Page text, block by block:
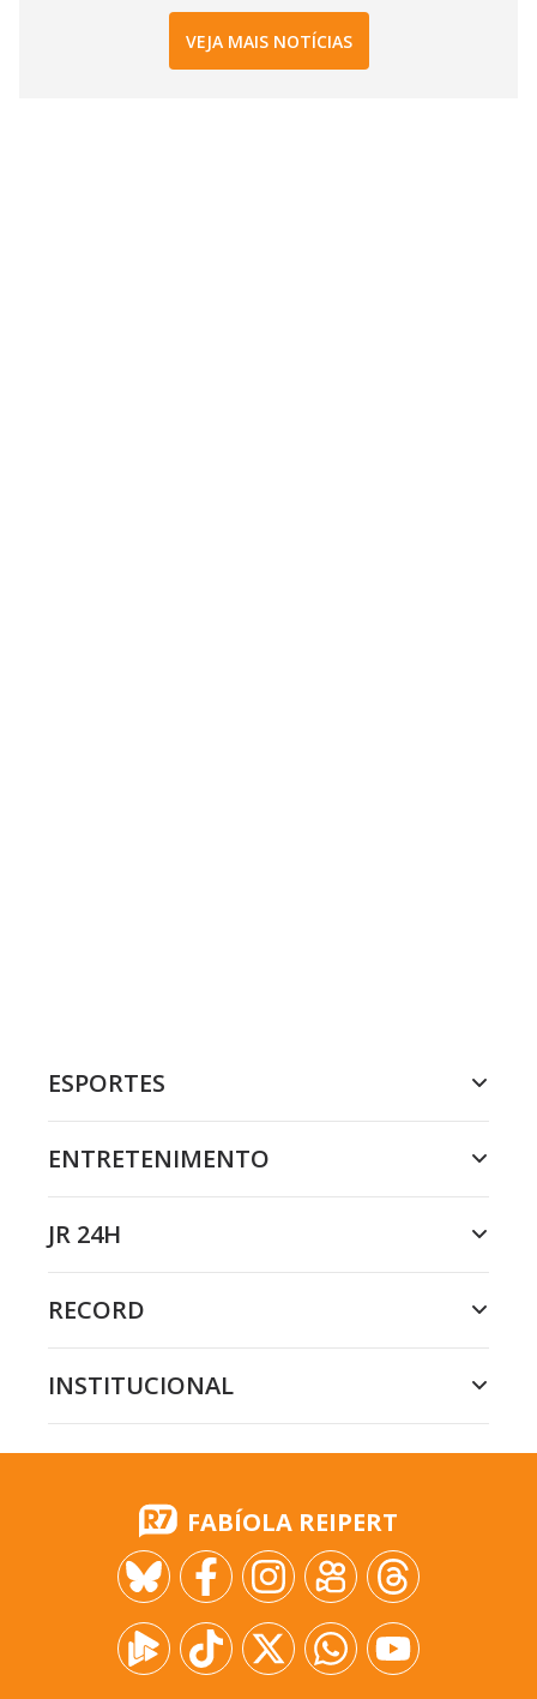
VEJA MAIS NOTÍCIAS
ESPORTES
ENTRETENIMENTO
JR 24H
RECORD
INSTITUCIONAL
FABÍOLA REIPERT